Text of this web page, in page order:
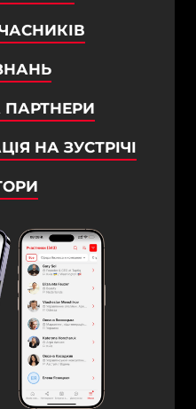
НА ЗУСТРІЧІ